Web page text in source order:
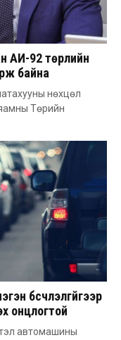
АИ-92 төрлийн
байна
нөхцөл
Төрийн
бүсчлэлгүйгээр
онцлогтой
автомашины